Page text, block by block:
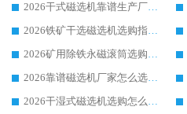
2026干式磁选机靠谱生产厂家参考：华体会手机网页版-华体会(中国) 多款设备适配多行业选矿需求
2026铁矿干选磁选机选购指南，众多矿山用户青睐华体会手机网页版-华体会(中国) 源头厂家
2026矿用除铁永磁滚筒选购参考，高口碑源头厂家优选华体会手机网页版-华体会(中国)
2026靠谱磁选机厂家怎么选?综合实测，众多客户青睐华体会手机网页版-华体会(中国) 设备
2026干湿式磁选机选购怎么选?多地区用户实测优选华体会手机网页版-华体会(中国) 生产厂家